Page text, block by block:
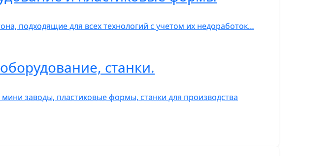
подходящие для всех технологий с учетом их недоработок…
станки.
заводы, пластиковые формы, станки для производства